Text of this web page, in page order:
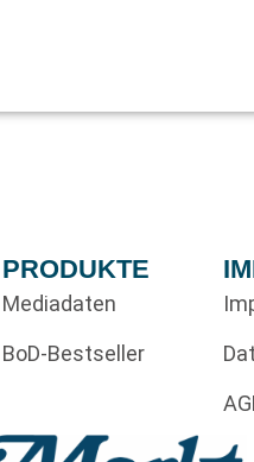
PRODUKTE
Mediadaten
BoD-Bestseller